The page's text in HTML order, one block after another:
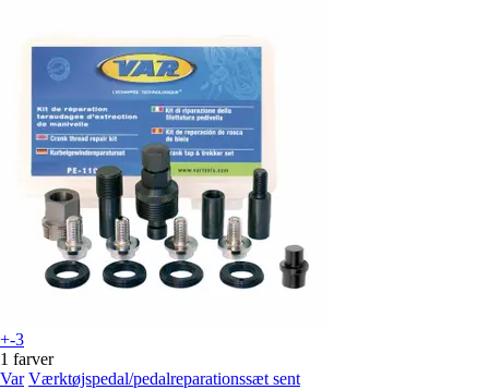
+-3
1 farver
Var Værktøjspedal/pedalreparationssæt sent